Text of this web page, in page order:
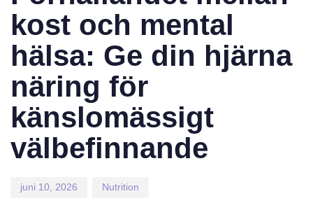
kost och mental
hälsa: Ge din hjärna
näring för
känslomässigt
välbefinnande
juni 10, 2026 Nutrition